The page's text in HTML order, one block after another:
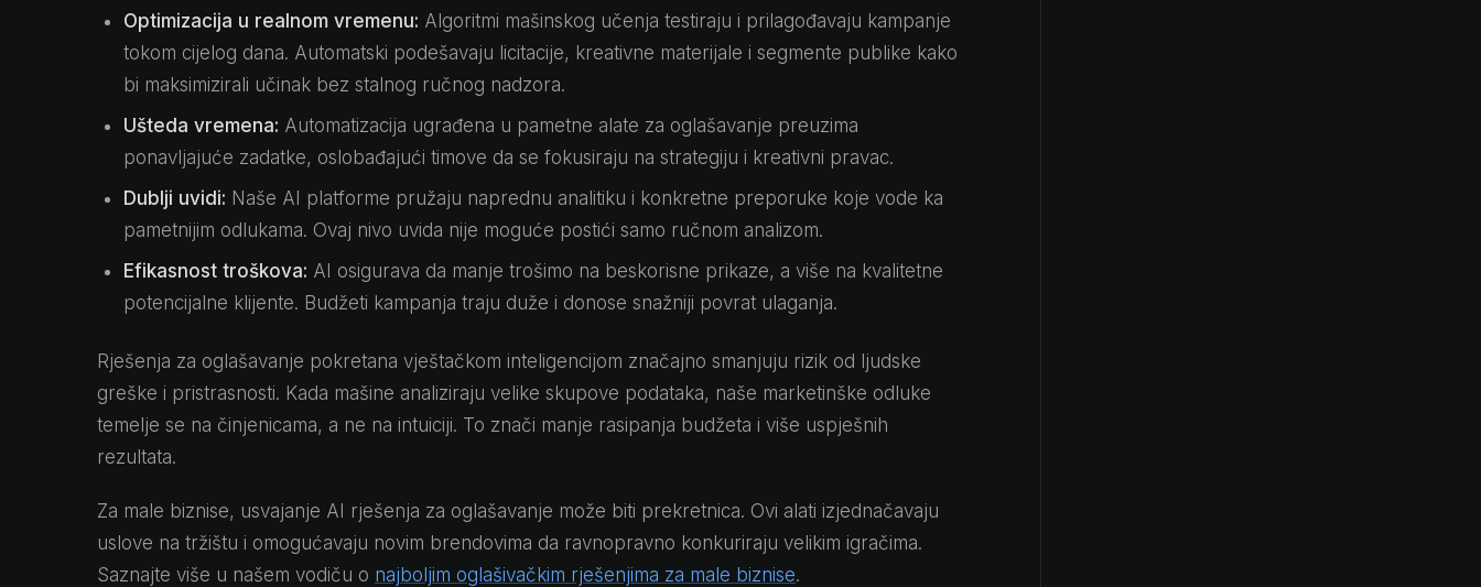
Optimizacija u realnom vremenu: Algoritmi mašinskog učenja testiraju i prilagođavaju kampanje
tokom cijelog dana. Automatski podešavaju licitacije, kreativne materijale i segmente publike kako
bi maksimizirali učinak bez stalnog ručnog nadzora.
Ušteda vremena: Automatizacija ugrađena u pametne alate za oglašavanje preuzima
ponavljajuće zadatke, oslobađajući timove da se fokusiraju na strategiju i kreativni pravac.
Dublji uvidi: Naše AI platforme pružaju naprednu analitiku i konkretne preporuke koje vode ka
pametnijim odlukama. Ovaj nivo uvida nije moguće postići samo ručnom analizom.
Efikasnost troškova: AI osigurava da manje trošimo na beskorisne prikaze, a više na kvalitetne
potencijalne klijente. Budžeti kampanja traju duže i donose snažniji povrat ulaganja.
Rješenja za oglašavanje pokretana vještačkom inteligencijom značajno smanjuju rizik od ljudske
greške i pristrasnosti. Kada mašine analiziraju velike skupove podataka, naše marketinške odluke
temelje se na činjenicama, a ne na intuiciji. To znači manje rasipanja budžeta i više uspješnih
rezultata.
Za male biznise, usvajanje AI rješenja za oglašavanje može biti prekretnica. Ovi alati izjednačavaju
uslove na tržištu i omogućavaju novim brendovima da ravnopravno konkuriraju velikim igračima.
Saznajte više u našem vodiču o najboljim oglašivačkim rješenjima za male biznise.